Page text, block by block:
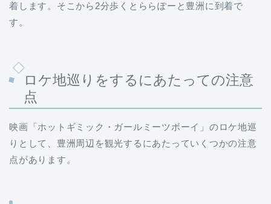
着します。そこから2分歩くとららぽーと豊洲に到着で
す。
ロケ地巡りをするにあたっての注意
点
映画「ホットギミック・ガールミーツボーイ」のロケ地巡
りとして、豊洲周辺を観光するにあたっていくつかの注意
点があります。